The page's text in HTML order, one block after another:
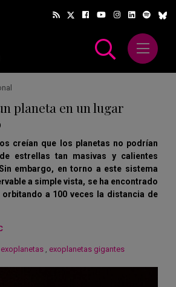
Abrir
planeta en un lugar
creían que los planetas no podrían
estrellas tan masivas y calientes
embargo, en torno a este sistema
a simple vista, se ha encontrado
orbitando a 100 veces la distancia de
exoplanetas , exoplanetas gigantes